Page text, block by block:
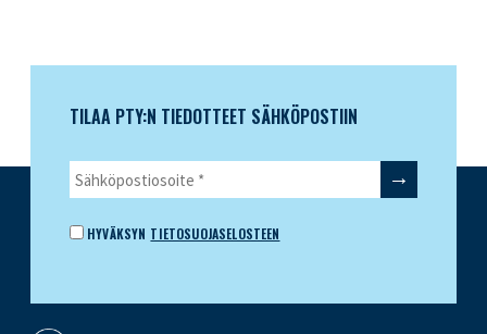
TILAA PTY:N TIEDOTTEET SÄHKÖPOSTIIN
HYVÄKSYN TIETOSUOJASELOSTEEN